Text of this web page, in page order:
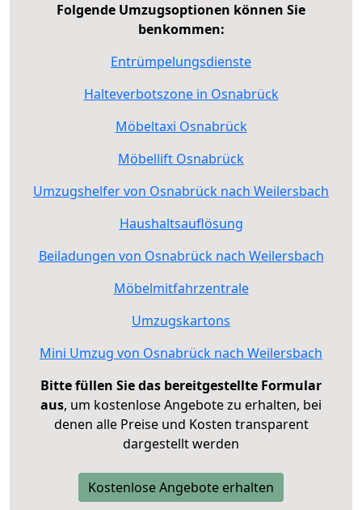
Folgende Umzugsoptionen können Sie
benkommen:
Entrümpelungsdienste
Halteverbotszone in Osnabrück
Möbeltaxi Osnabrück
Möbellift Osnabrück
Umzugshelfer von Osnabrück nach Weilersbach
Haushaltsauflösung
Beiladungen von Osnabrück nach Weilersbach
Möbelmitfahrzentrale
Umzugskartons
Mini Umzug von Osnabrück nach Weilersbach
Bitte füllen Sie das bereitgestellte Formular
aus, um kostenlose Angebote zu erhalten, bei
denen alle Preise und Kosten transparent
dargestellt werden
Kostenlose Angebote erhalten